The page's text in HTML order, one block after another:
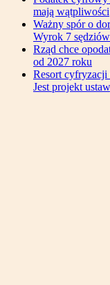
mają wątpliwości
Ważny spór o
Wyrok 7
Rząd chce
od 2027 roku
Resort cyfryzacji
Jest projekt